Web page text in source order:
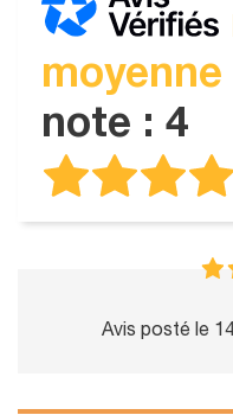
moyenne
note : 4
Avis posté le